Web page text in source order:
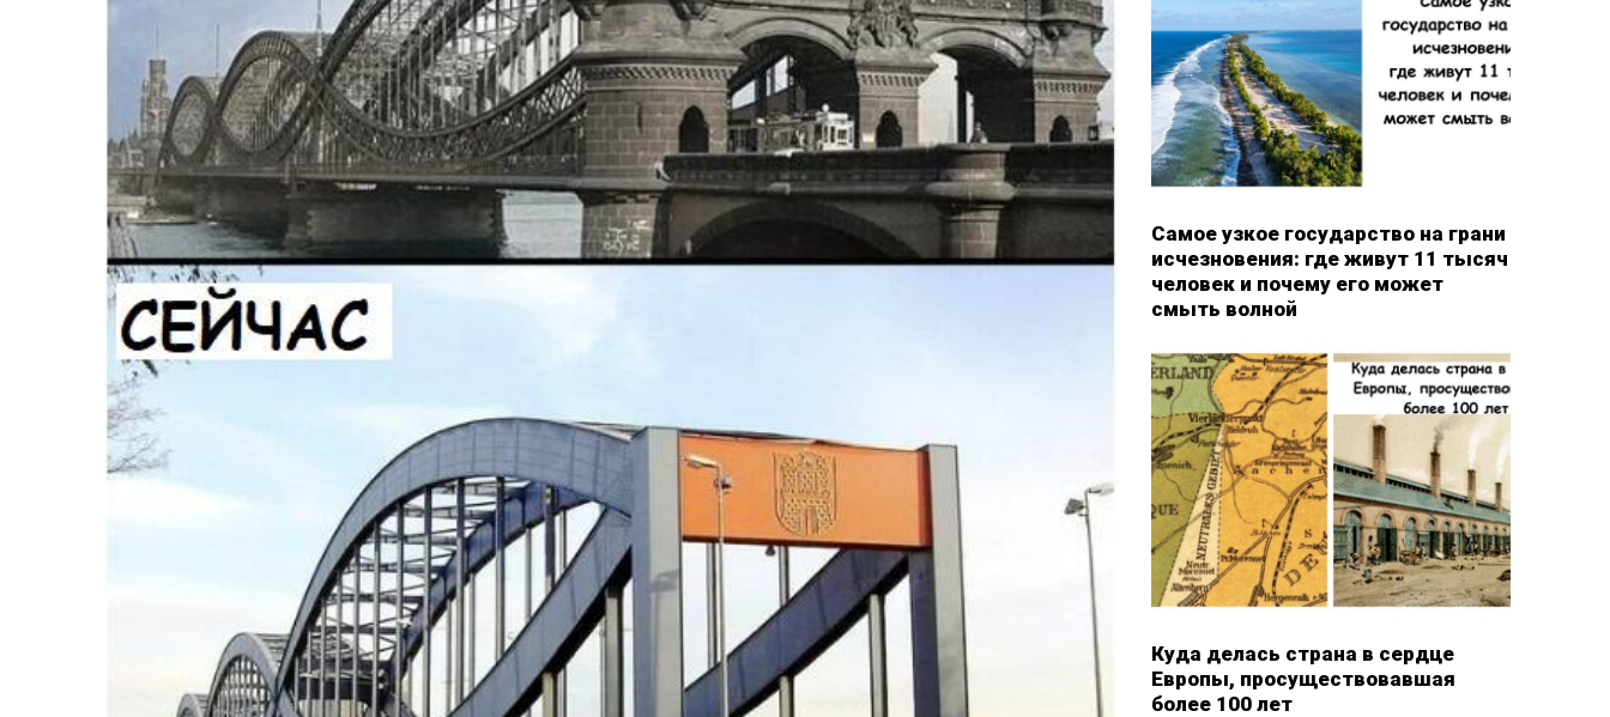
Самое узкое государство на грани
исчезновения: где живут 11 тысяч
человек и почему его может
смыть волной
Куда делась страна в сердце
Европы, просуществовавшая
более 100 лет